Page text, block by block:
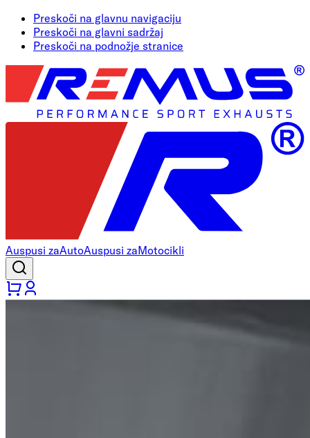
Preskoči na glavnu navigaciju
Preskoči na glavni sadržaj
Preskoči na podnožje stranice
Auspusi zaAutoAuspusi zaMotocikli